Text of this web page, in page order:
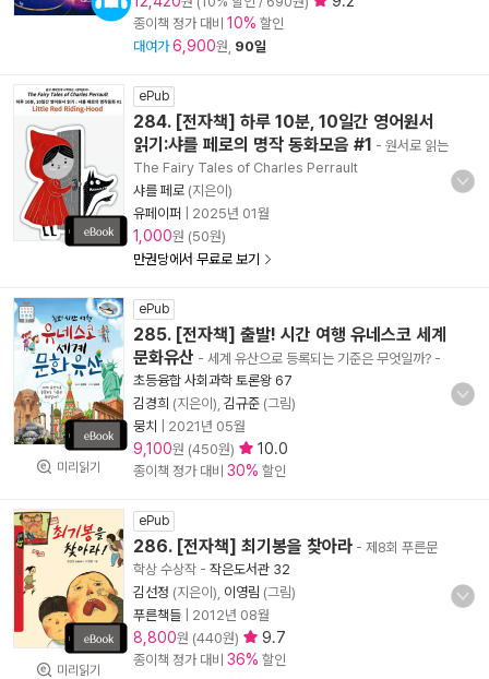
종이책 정가 대비 10% 할인
대여가 6,900원, 90일
ePub
284. [전자책] 하루 10분, 10일간 영어원서
읽기:샤를 페로의 명작 동화모음 #1 - 원서로 읽는
The Fairy Tales of Charles Perrault
샤를 페로 (지은이)
유페이퍼
2025년 01월
1,000원 (50원)
만권당에서 무료로 보기
미리읽기
ePub
285. [전자책] 출발! 시간 여행 유네스코 세계
문화유산 - 세계 유산으로 등록되는 기준은 무엇일까? -
초등융합 사회과학 토론왕 67
김경희 (지은이), 김규준 (그림)
뭉치
2021년 05월
9,100원 (450원) 10.0
종이책 정가 대비 30% 할인
미리읽기
ePub
286. [전자책] 최기봉을 찾아라 - 제8회 푸른문
학상 수상작 - 작은도서관 32
김선정 (지은이), 이영림 (그림)
푸른책들
2012년 08월
8,800원 (440원) 9.7
종이책 정가 대비 36% 할인